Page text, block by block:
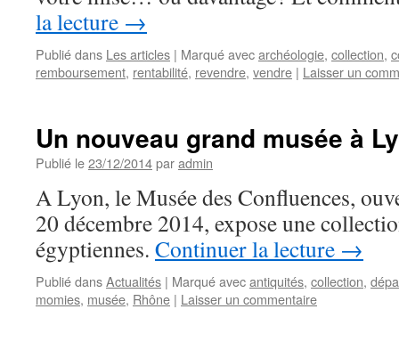
la lecture →
Publié dans Les articles | Marqué avecarchéologie, collection,
remboursement, rentabilité, revendre, vendre | Laisser un
Un nouveau grand musée à
Publié le23/12/2014paradmin
A Lyon, le Musée des Confluences,
20 décembre 2014, expose une
égyptiennes. Continuer la lecture →
Publié dansActualités | Marqué avecantiquités, collection,
momies, musée, Rhône | Laisser un commentaire